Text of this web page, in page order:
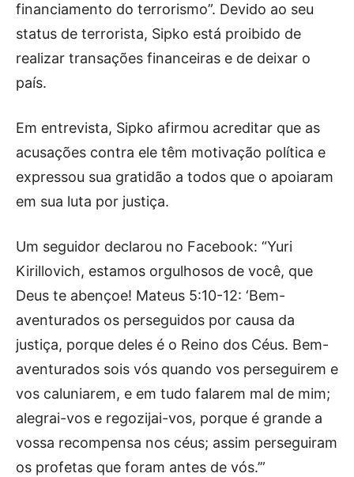
financiamento do terrorismo”. Devido ao seu
status de terrorista, Sipko está proibido de
realizar transações financeiras e de deixar o
país.
Em entrevista, Sipko afirmou acreditar que as
acusações contra ele têm motivação política e
expressou sua gratidão a todos que o apoiaram
em sua luta por justiça.
Um seguidor declarou no Facebook: “Yuri
Kirillovich, estamos orgulhosos de você, que
Deus te abençoe! Mateus 5:10-12: ‘Bem-
aventurados os perseguidos por causa da
justiça, porque deles é o Reino dos Céus. Bem-
aventurados sois vós quando vos perseguirem e
vos caluniarem, e em tudo falarem mal de mim;
alegrai-vos e regozijai-vos, porque é grande a
vossa recompensa nos céus; assim perseguiram
os profetas que foram antes de vós.’”